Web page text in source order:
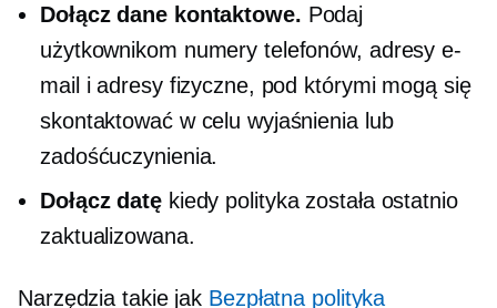
Dołącz dane kontaktowe. Podaj
użytkownikom numery telefonów, adresy e-
mail i adresy fizyczne, pod którymi mogą się
skontaktować w celu wyjaśnienia lub
zadośćuczynienia.
Dołącz datękiedy polityka została ostatnio
zaktualizowana.
Narzędzia takie jak Bezpłatna polityka